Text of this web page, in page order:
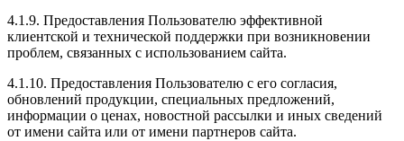
4.1.9. Предоставления Пользователю эффективной
клиентской и технической поддержки при возникновении
проблем, связанных с использованием сайта.
4.1.10. Предоставления Пользователю с его согласия,
обновлений продукции, специальных предложений,
информации о ценах, новостной рассылки и иных сведений
от имени сайта или от имени партнеров сайта.